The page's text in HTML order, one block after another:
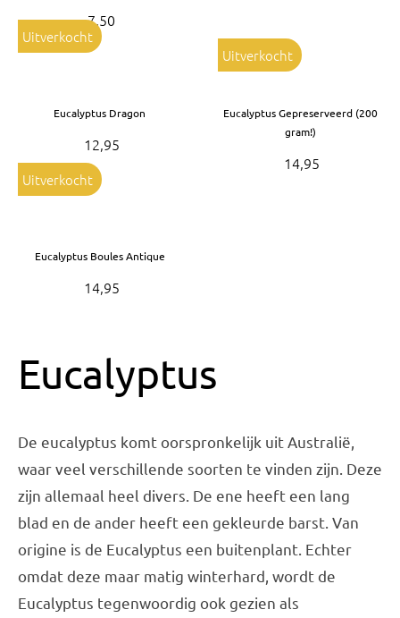
Bloemenbon
7,50
€ 9,95.
Eucalyptus Dragon
12,95
Uitverkocht
Eucalyptus Gepreserveerd (200
gram!)
14,95
Uitverkocht
Eucalyptus Boules Antique
14,95
Uitverkocht
Eucalyptus
De eucalyptus komt oorspronkelijk uit Australië,
waar veel verschillende soorten te vinden zijn. Deze
zijn allemaal heel divers. De ene heeft een lang
blad en de ander heeft een gekleurde barst. Van
origine is de Eucalyptus een buitenplant. Echter
omdat deze maar matig winterhard, wordt de
Eucalyptus tegenwoordig ook gezien als